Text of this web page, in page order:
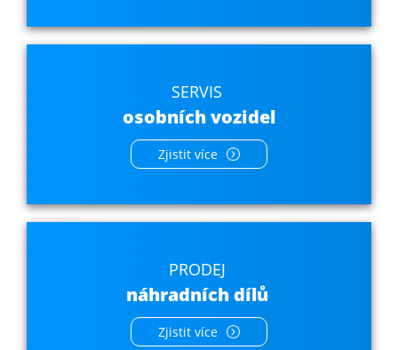
SERVIS
osobních vozidel
Zjistit více
PRODEJ
náhradních dílů
Zjistit více